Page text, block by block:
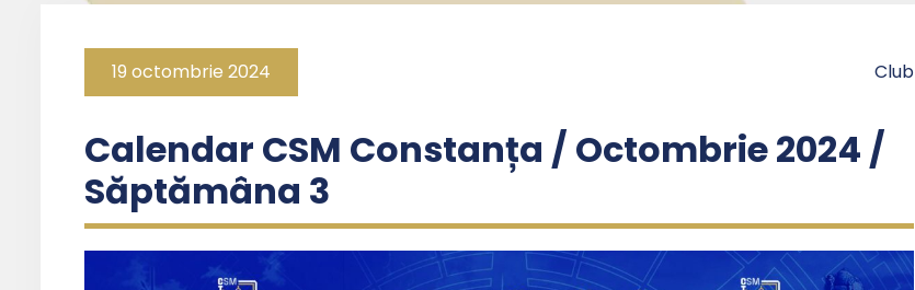
19 octombrie 2024 Club
Calendar CSM Constanța / Octombrie 2024 /
Săptămâna 3